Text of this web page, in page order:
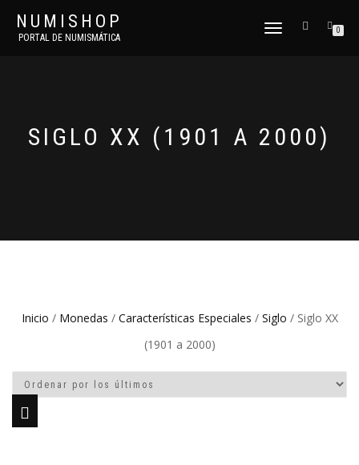
NUMISHOP
PORTAL DE NUMISMÁTICA
CAMBIAR
0
SIGLO XX (1901 A 2000)
Inicio / Monedas / Características Especiales / Siglo / Siglo XX
(1901 a 2000)